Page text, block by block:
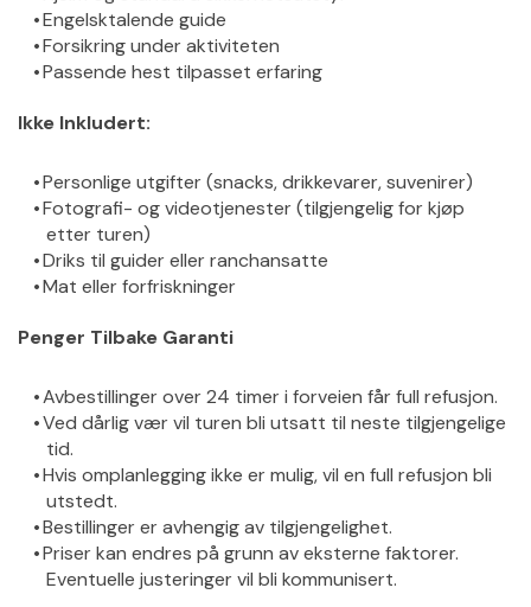
Engelsktalende guide
Forsikring under aktiviteten
Passende hest tilpasset erfaring
Ikke Inkludert:
Personlige utgifter (snacks, drikkevarer, suvenirer)
Fotografi- og videotjenester (tilgjengelig for kjøp
etter turen)
Driks til guider eller ranchansatte
Mat eller forfriskninger
Penger Tilbake Garanti
Avbestillinger over 24 timer i forveien får full refusjon.
Ved dårlig vær vil turen bli utsatt til neste tilgjengelige
tid.
Hvis omplanlegging ikke er mulig, vil en full refusjon bli
utstedt.
Bestillinger er avhengig av tilgjengelighet.
Priser kan endres på grunn av eksterne faktorer.
Eventuelle justeringer vil bli kommunisert.